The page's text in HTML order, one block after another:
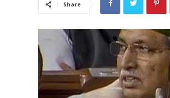
Share